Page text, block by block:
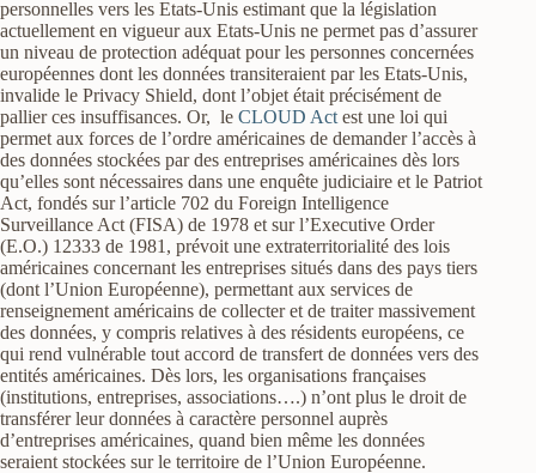
personnelles vers les Etats-Unis estimant que la législation
actuellement en vigueur aux Etats-Unis ne permet pas d’assurer
un niveau de protection adéquat pour les personnes concernées
européennes dont les données transiteraient par les Etats-Unis,
invalide le Privacy Shield, dont l’objet était précisément de
pallier ces insuffisances. Or, le CLOUD Act est une loi qui
permet aux forces de l’ordre américaines de demander l’accès à
des données stockées par des entreprises américaines dès lors
qu’elles sont nécessaires dans une enquête judiciaire et le Patriot
Act, fondés sur l’article 702 du Foreign Intelligence
Surveillance Act (FISA) de 1978 et sur l’Executive Order
(E.O.) 12333 de 1981, prévoit une extraterritorialité des lois
américaines concernant les entreprises situés dans des pays tiers
(dont l’Union Européenne), permettant aux services de
renseignement américains de collecter et de traiter massivement
des données, y compris relatives à des résidents européens, ce
qui rend vulnérable tout accord de transfert de données vers des
entités américaines. Dès lors, les organisations françaises
(institutions, entreprises, associations….) n’ont plus le droit de
transférer leur données à caractère personnel auprès
d’entreprises américaines, quand bien même les données
seraient stockées sur le territoire de l’Union Européenne.